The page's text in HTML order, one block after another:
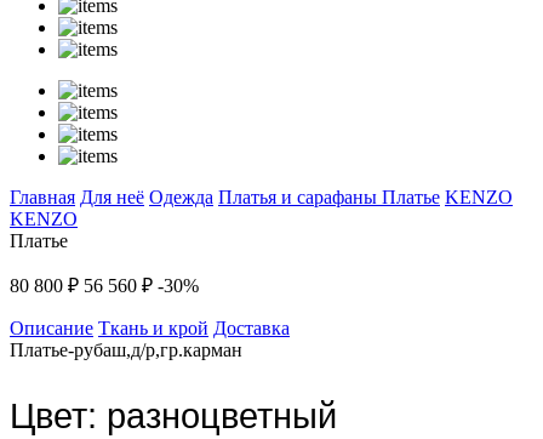
Главная Для неё Одежда Платья и сарафаны Платье KENZO
KENZO
Платье
80 800 ₽ 56 560 ₽ -30%
Описание Ткань и крой Доставка
Платье-рубаш,д/р,гр.карман
Цвет: разноцветный